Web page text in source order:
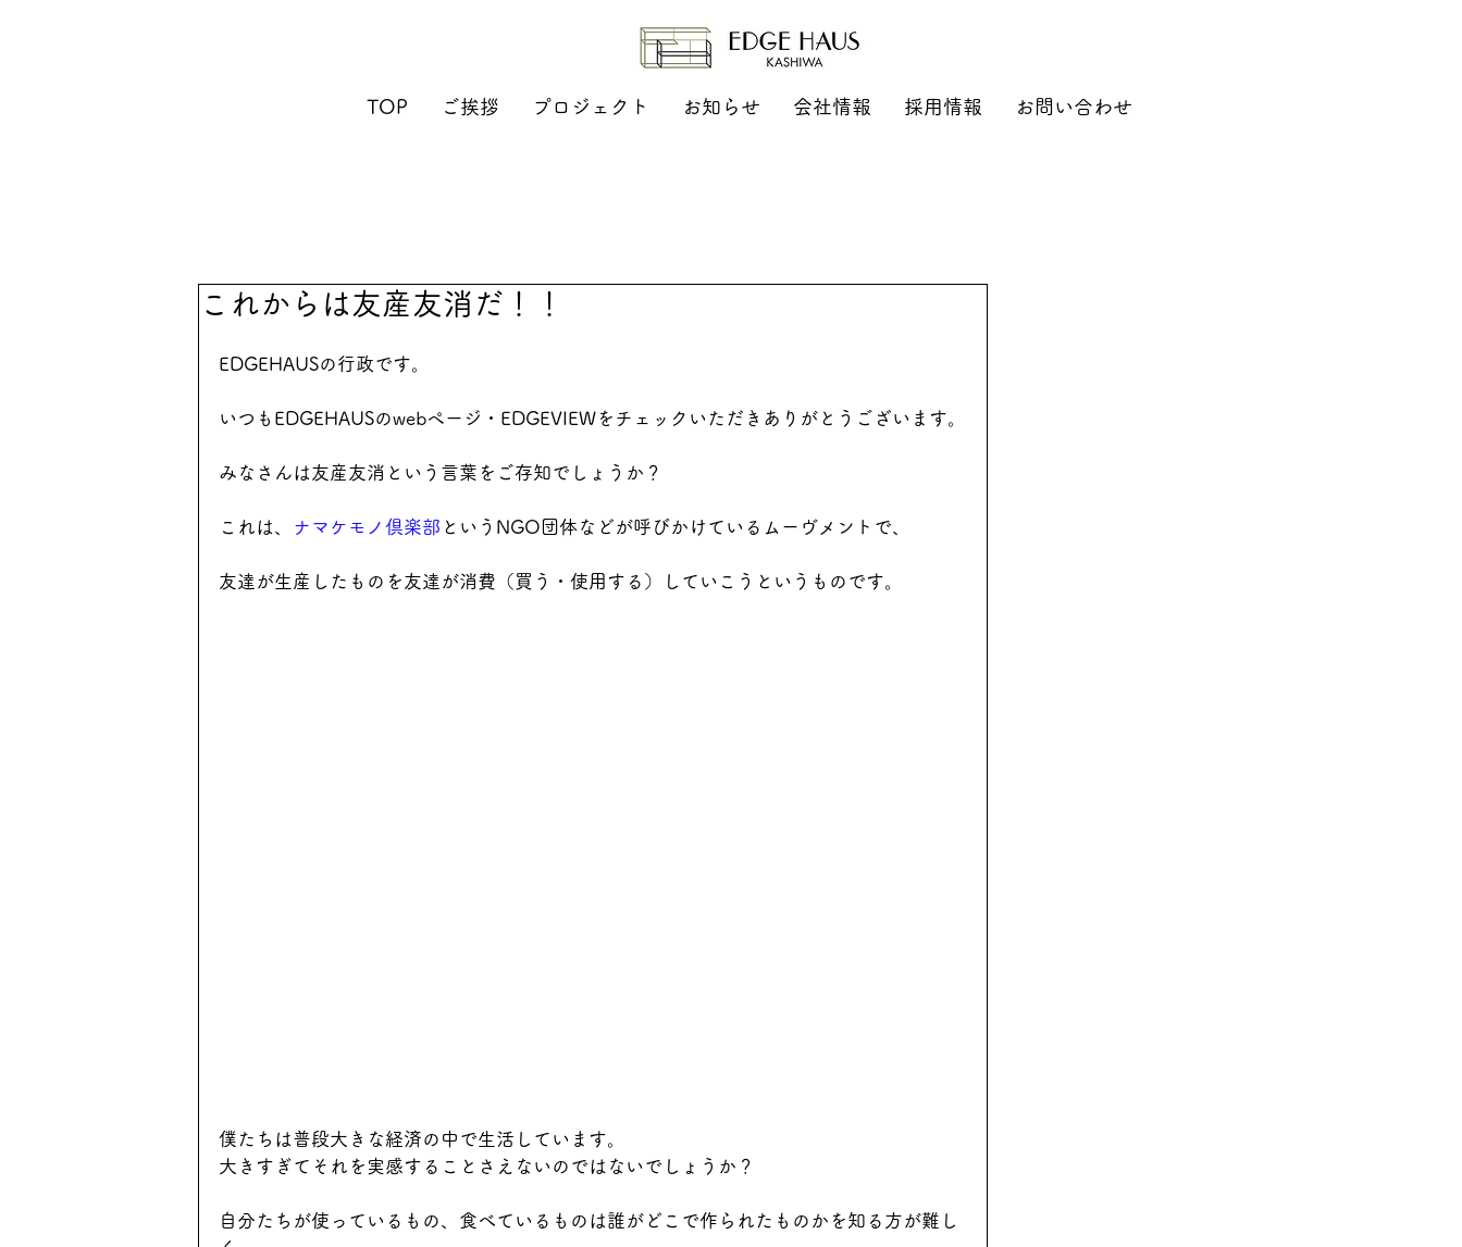
TOP ご挨拶 プロジェクト お知らせ 会社情報 採用情報 お問い合わせ
これからは友産友消だ！！
EDGEHAUSの行政です。
いつもEDGEHAUSのwebページ・EDGEVIEWをチェックいただきありがとうございます。
みなさんは友産友消という言葉をご存知でしょうか？
これは、 ナマケモノ倶楽部 というNGO団体などが呼びかけているムーヴメントで、
友達が生産したものを友達が消費（買う・使用する）していこうというものです。
僕たちは普段大きな経済の中で生活しています。
大きすぎてそれを実感することさえないのではないでしょうか？
自分たちが使っているもの、食べているものは誰がどこで作られたものかを知る方が難し